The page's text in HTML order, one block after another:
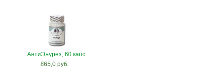
АнтиЭнурез, 60 капс.
865,0 руб.